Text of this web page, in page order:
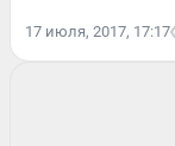
17 июля, 2017, 17:17